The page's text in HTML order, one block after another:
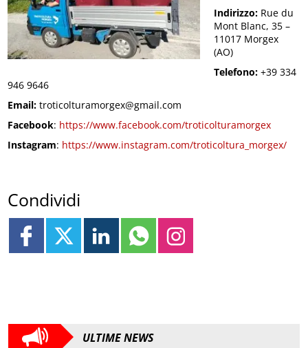
Indirizzo: Rue du
Mont Blanc, 35 –
11017 Morgex
(AO)
Telefono: +39 334
946 9646
Email: troticolturamorgex@gmail.com
Facebook: https://www.facebook.com/troticolturamorgex
Instagram: https://www.instagram.com/troticoltura_morgex/
Condividi
ULTIME NEWS